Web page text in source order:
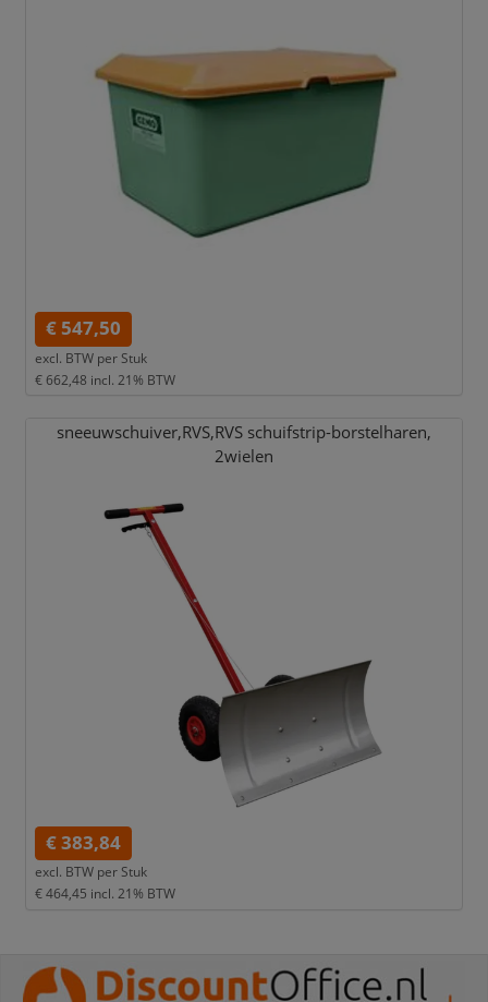
€ 547,50
excl. BTW per Stuk
€ 662,48 incl. 21% BTW
sneeuwschuiver,RVS,RVS schuifstrip-borstelharen,
2wielen
€ 383,84
excl. BTW per Stuk
€ 464,45 incl. 21% BTW